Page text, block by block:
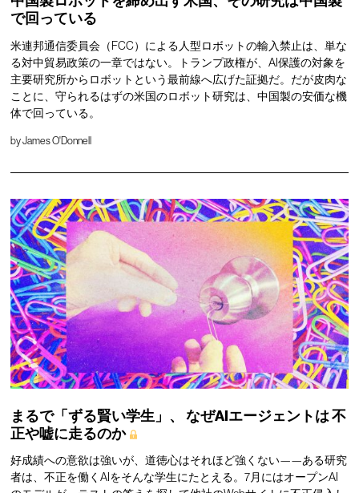
で回っている
米連邦通信委員会（FCC）による人型ロボットの輸入禁止は、単な
る対中貿易政策の一章ではない。トランプ政権が、AI保護の対象を
主要研究所からロボットという最前線へ広げた証拠だ。だが皮肉な
ことに、守られるはずの米国のロボット研究は、中国製の安価な機
体で回っている。
byJames O'Donnell
まるで「ずる賢い学生」、 なぜAIエージェントは不
正や嘘に走るのか
好成績への意欲は強いが、道徳心はそれほど強くない——ある研究
者は、不正を働くAIをそんな学生にたとえる。7月にはオープンAI